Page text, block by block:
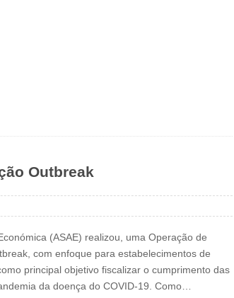
Outbreak
(ASAE) realizou, uma Operação de
com enfoque para estabelecimentos de
principal objetivo fiscalizar o cumprimento das
da doença do COVID-19. Como…